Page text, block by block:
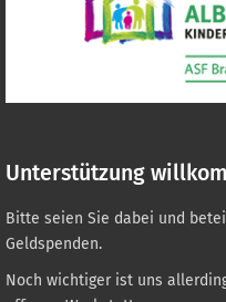
Unterstützung
Bitte seien Sie dabei und
Geldspenden.
Noch wichtiger ist uns